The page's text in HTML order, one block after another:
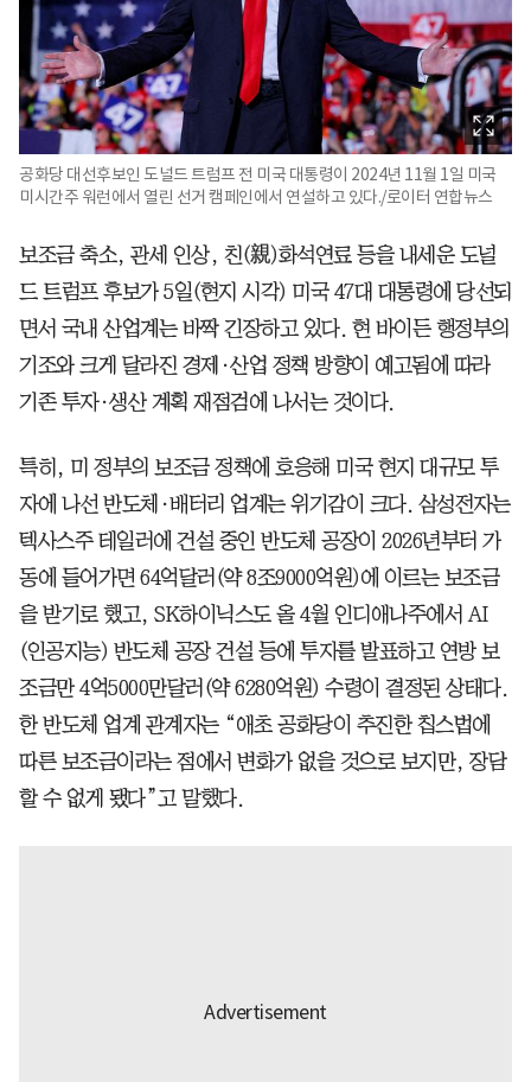
공화당 대선후보인 도널드 트럼프 전 미국 대통령이 2024년 11월 1일 미국
미시간주 워런에서 열린 선거 캠페인에서 연설하고 있다./로이터 연합뉴스
보조금 축소, 관세 인상, 친(親)화석연료 등을 내세운 도널
드 트럼프 후보가 5일(현지 시각) 미국 47대 대통령에 당선되
면서 국내 산업계는 바짝 긴장하고 있다. 현 바이든 행정부의
기조와 크게 달라진 경제·산업 정책 방향이 예고됨에 따라
기존 투자·생산 계획 재점검에 나서는 것이다.
특히, 미 정부의 보조금 정책에 호응해 미국 현지 대규모 투
자에 나선 반도체·배터리 업계는 위기감이 크다. 삼성전자는
텍사스주 테일러에 건설 중인 반도체 공장이 2026년부터 가
동에 들어가면 64억달러(약 8조9000억원)에 이르는 보조금
을 받기로 했고, SK하이닉스도 올 4월 인디애나주에서 AI
(인공지능) 반도체 공장 건설 등에 투자를 발표하고 연방 보
조금만 4억5000만달러(약 6280억원) 수령이 결정된 상태다.
한 반도체 업계 관계자는 “애초 공화당이 추진한 칩스법에
따른 보조금이라는 점에서 변화가 없을 것으로 보지만, 장담
할 수 없게 됐다”고 말했다.